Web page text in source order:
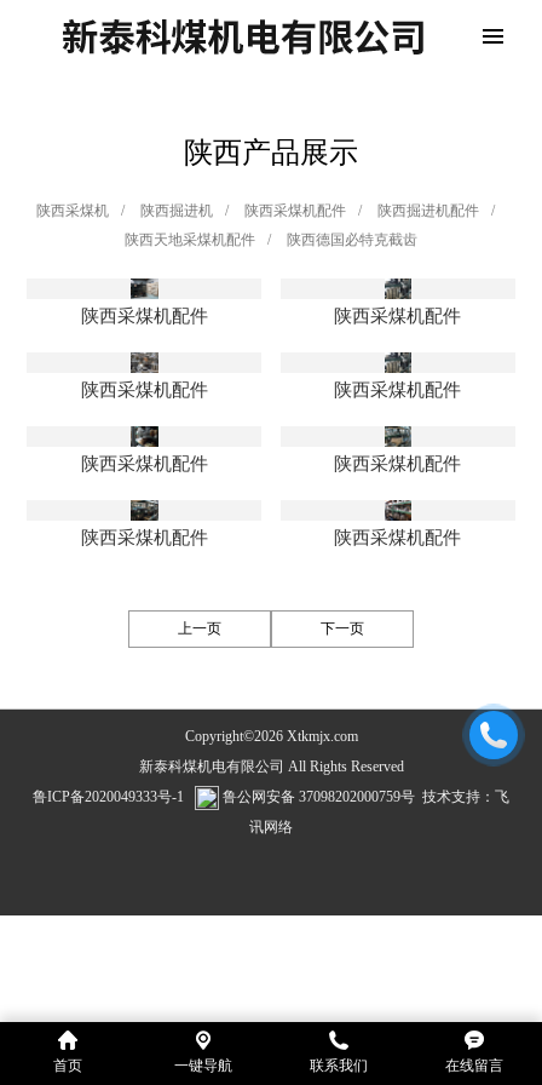
陕西产品展示
陕西采煤机 / 陕西掘进机 / 陕西采煤机配件 / 陕西掘进机配件
/
陕西天地采煤机配件
/ 陕西德国必特克截齿
陕西采煤机配件 陕西采煤机配件
陕西采煤机配件 陕西采煤机配件
陕西采煤机配件 陕西采煤机配件
陕西采煤机配件 陕西采煤机配件
上一页 下一页
Copyright©2026 Xtkmjx.com
新泰科煤机电有限公司 All Rights Reserved
鲁ICP备2020049333号-1
鲁公网安备 37098202000759号 技术支持： 飞
讯网络
首页 一键导航 联系我们 在线留言